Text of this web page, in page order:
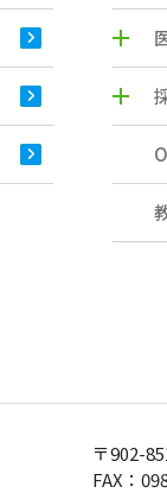
〒902-
FAX：